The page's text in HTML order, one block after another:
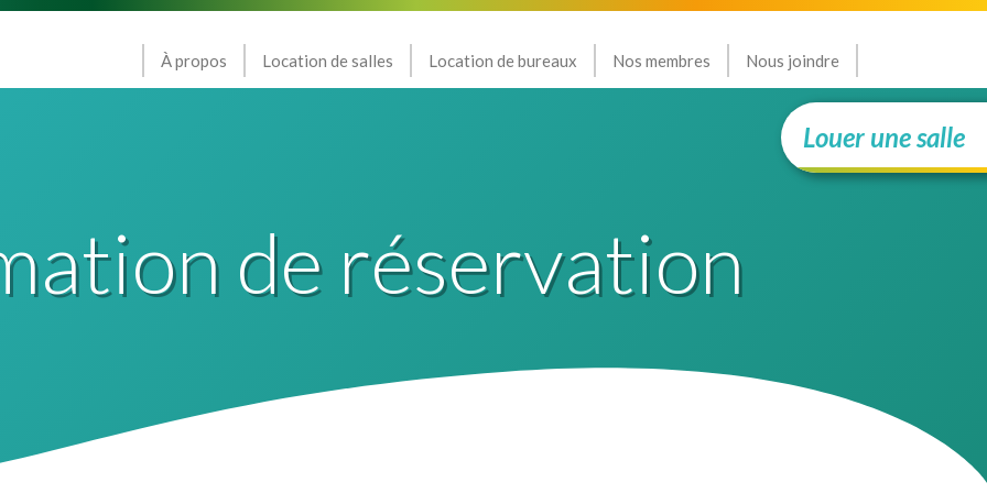
À propos Location de salles Location de bureaux Nos membres Nous joindre
Louer une salle
de réservation